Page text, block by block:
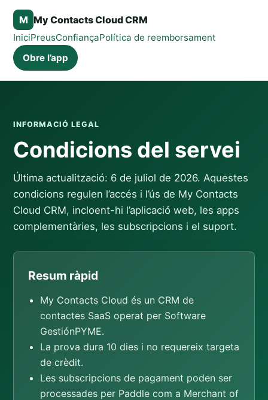
M My Contacts Cloud CRM
IniciPreusConfiançaPolítica de reemborsament
Obre l’app
INFORMACIÓ LEGAL
Condicions del servei
Última actualització: 6 de juliol de 2026. Aquestes
condicions regulen l’accés i l’ús de My Contacts
Cloud CRM, incloent-hi l’aplicació web, les apps
complementàries, les subscripcions i el suport.
Resum ràpid
My Contacts Cloud és un CRM de
contactes SaaS operat per Software
GestiónPYME.
La prova dura 10 dies i no requereix targeta
de crèdit.
Les subscripcions de pagament poden ser
processades per Paddle com a Merchant of